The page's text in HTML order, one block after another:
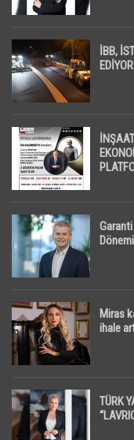
İBB,
EDİYOR
Garanti
Dönemi
Miras
ihale
TÜRK